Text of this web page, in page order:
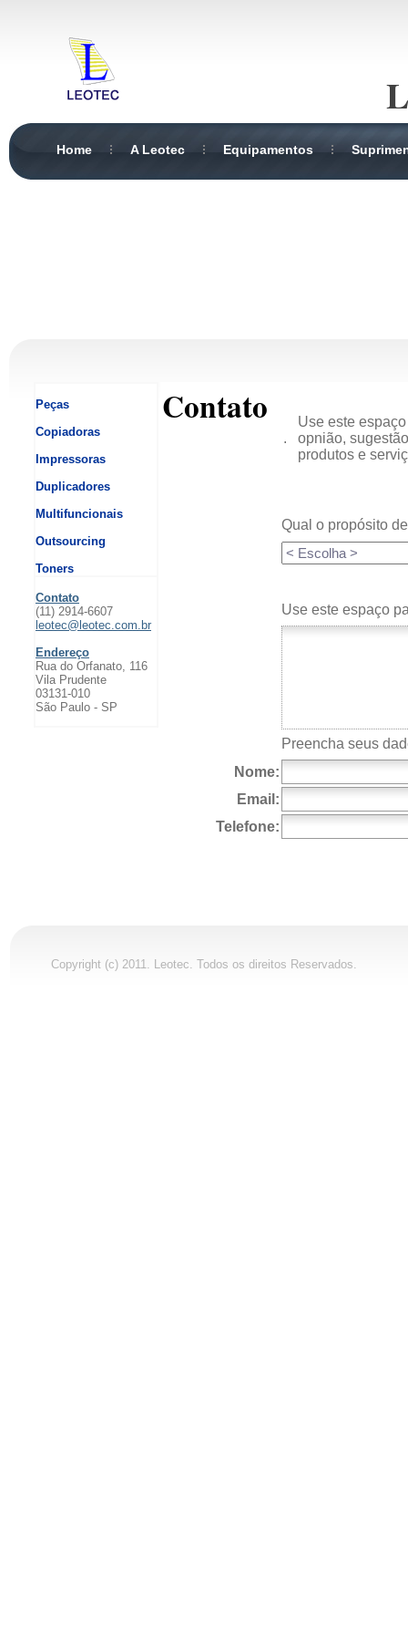
Home A Leotec Equipamentos
Peças
Copiadoras
Impressoras
Duplicadores
Multifuncionais
Outsourcing
Toners
Contato
(11) 2914-6607
leotec@leotec.com.br
Endereço
Rua do Orfanato, 116
Vila Prudente
03131-010
São Paulo - SP
Contato
.
Use este
opnião,
produtos e
Qual o propósito
Use este espaço
Preencha seus
Nome:
Email:
Telefone:
Copyright (c) 2011. Leotec. Todos os direitos Reservados.